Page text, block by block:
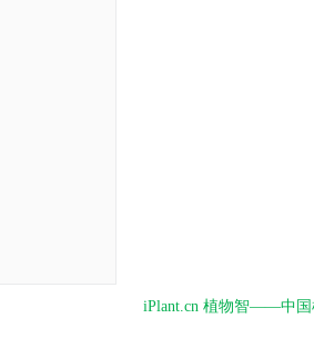
iPlant.cn 植物智——中国